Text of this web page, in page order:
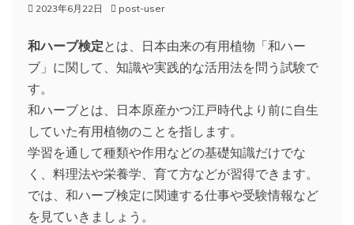
2023年6月22日 post-user
和ハーブ検定とは、日本由来の有用植物「和ハー
ブ」に関して、知識や実践的な活用法を問う試験で
す。
和ハーブとは、日本原産かつ江戸時代より前に自生
していた有用植物のことを指します。
学習を通して種類や作用などの基礎知識だけでな
く、料理法や栄養学、育て方などが習得できます。
では、和ハーブ検定に関連する仕事や受験情報など
を見ていきましょう。